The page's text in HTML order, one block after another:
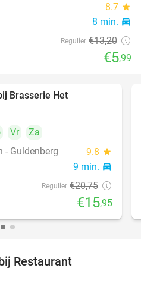
8.7 star
8 min. directions_car
Regulier €13,20
€5,99
Brasserie Het
Vr
Za
- Guldenberg
9.8 star
9 min. directions_car
Regulier €20,75
€15,95
Restaurant